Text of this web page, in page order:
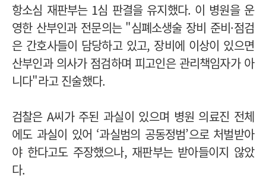
항소심 재판부는 1심 판결을 유지했다. 이 병원을 운
영한 산부인과 전문의는 "심폐소생술 장비 준비·점검
은 간호사들이 담당하고 있고, 장비에 이상이 있으면
산부인과 의사가 점검하며 피고인은 관리책임자가 아
니다"라고 진술했다.
검찰은 A씨가 주된 과실이 있으며 병원 의료진 전체
에도 과실이 있어 ‘과실범의 공동정범’으로 처벌받아
야 한다고도 주장했으나, 재판부는 받아들이지 않았
다.